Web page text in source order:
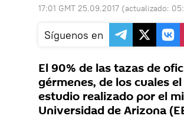
17:01 GMT 25.09.2017 (actualizado:
Síguenos en
El 90% de las tazas de
gérmenes, de los cuales
estudio realizado por el
Universidad de Arizona